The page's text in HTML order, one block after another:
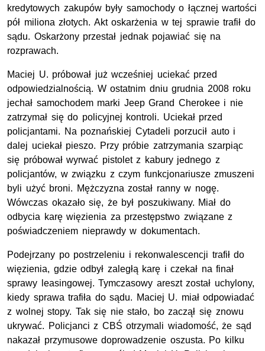
kredytowych zakupów były samochody o łącznej wartości
pół miliona złotych. Akt oskarżenia w tej sprawie trafił do
sądu. Oskarżony przestał jednak pojawiać się na
rozprawach.
Maciej U. próbował już wcześniej uciekać przed
odpowiedzialnością. W ostatnim dniu grudnia 2008 roku
jechał samochodem marki Jeep Grand Cherokee i nie
zatrzymał się do policyjnej kontroli. Uciekał przed
policjantami. Na poznańskiej Cytadeli porzucił auto i
dalej uciekał pieszo. Przy próbie zatrzymania szarpiąc
się próbował wyrwać pistolet z kabury jednego z
policjantów, w związku z czym funkcjonariusze zmuszeni
byli użyć broni. Mężczyzna został ranny w nogę.
Wówczas okazało się, że był poszukiwany. Miał do
odbycia karę więzienia za przestępstwo związane z
poświadczeniem nieprawdy w dokumentach.
Podejrzany po postrzeleniu i rekonwalescencji trafił do
więzienia, gdzie odbył zaległą karę i czekał na finał
sprawy leasingowej. Tymczasowy areszt został uchylony,
kiedy sprawa trafiła do sądu. Maciej U. miał odpowiadać
z wolnej stopy. Tak się nie stało, bo zaczął się znowu
ukrywać. Policjanci z CBŚ otrzymali wiadomość, że sąd
nakazał przymusowe doprowadzenie oszusta. Po kilku